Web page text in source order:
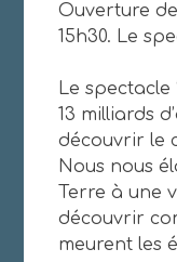
Ouverture
15h30. Le
Le spectacle
13 milliards
découvrir le
Nous nous
Terre à une
découvrir
meurent les